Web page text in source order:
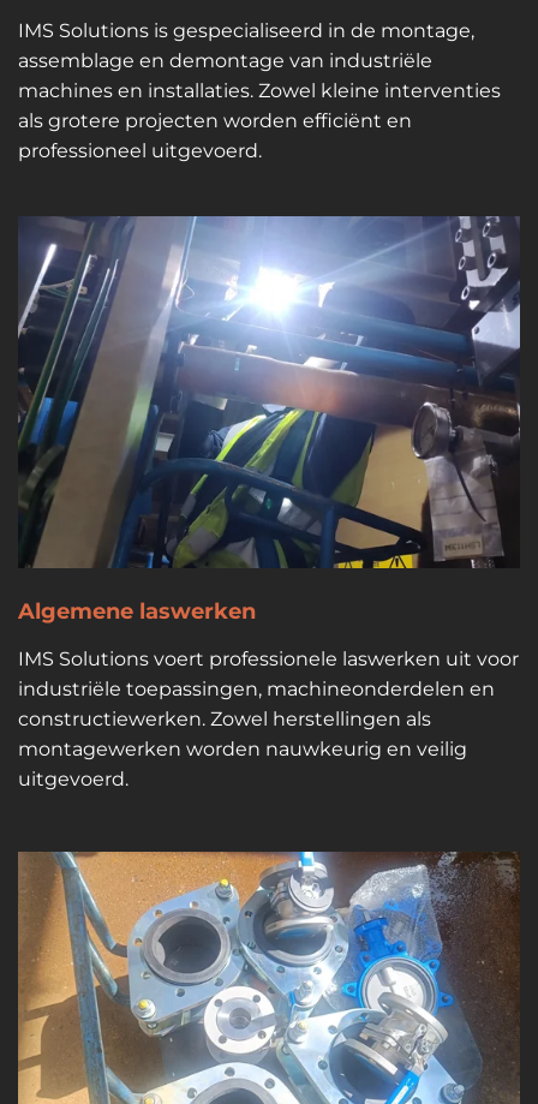
IMS Solutions is gespecialiseerd in de montage,
assemblage en demontage van industriële
machines en installaties. Zowel kleine interventies
als grotere projecten worden efficiënt en
professioneel uitgevoerd.
Algemene laswerken
IMS Solutions voert professionele laswerken uit voor
industriële toepassingen, machineonderdelen en
constructiewerken. Zowel herstellingen als
montagewerken worden nauwkeurig en veilig
uitgevoerd.